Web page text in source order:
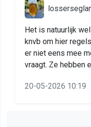
Het is natuurlijk
knvb om hier
er niet eens mee
vraagt. Ze hebben
20-05-2026 10:19